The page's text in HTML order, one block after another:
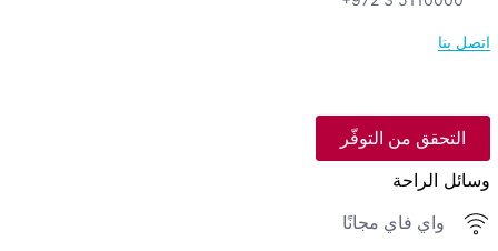
اتصل بنا
التحقق من التوفّر
وسائل الراحة
واي فاي مجانًا